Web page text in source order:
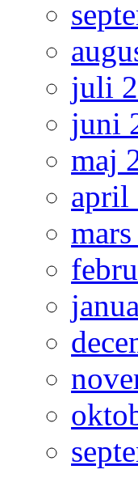
juli
juni
maj
april